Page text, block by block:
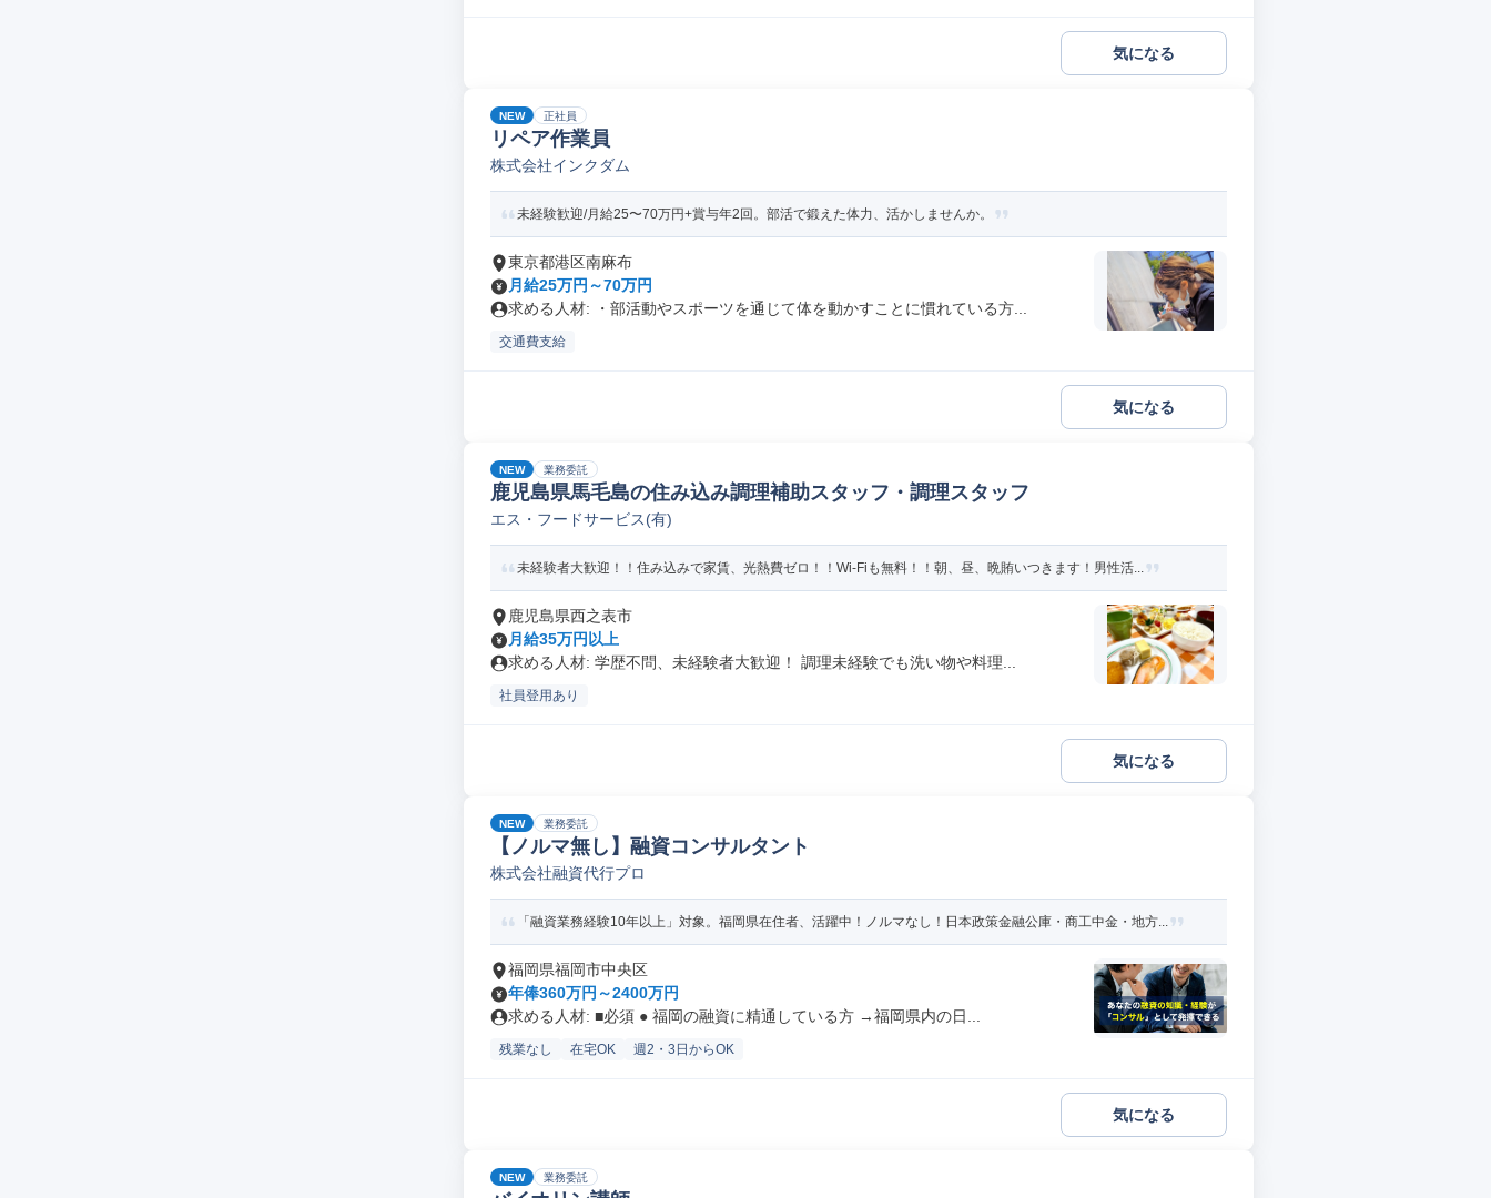
気になる
NEW 正社員
リペア作業員
株式会社インクダム
未経験歓迎/月給25〜70万円+賞与年2回。部活で鍛えた体力、活かしませんか。
東京都港区南麻布
月給25万円～70万円
求める人材: ・部活動やスポーツを通じて体を動かすことに慣れている方...
交通費支給
気になる
NEW 業務委託
鹿児島県馬毛島の住み込み調理補助スタッフ・調理スタッフ
エス・フードサービス(有)
未経験者大歓迎！！住み込みで家賃、光熱費ゼロ！！Wi-Fiも無料！！朝、昼、晩賄いつきます！男性活...
鹿児島県西之表市
月給35万円以上
求める人材: 学歴不問、未経験者大歓迎！ 調理未経験でも洗い物や料理...
社員登用あり
気になる
NEW 業務委託
【ノルマ無し】融資コンサルタント
株式会社融資代行プロ
「融資業務経験10年以上」対象。福岡県在住者、活躍中！ノルマなし！日本政策金融公庫・商工中金・地方...
福岡県福岡市中央区
年俸360万円～2400万円
求める人材: ■必須 ● 福岡の融資に精通している方 →福岡県内の日...
残業なし 在宅OK 週2・3日からOK
気になる
NEW 業務委託